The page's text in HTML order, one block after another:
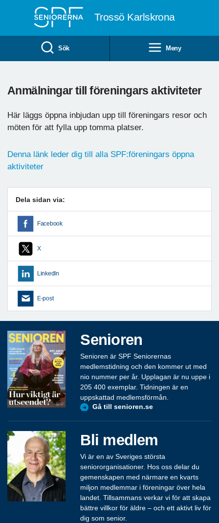
Trossö Karlskrona
Sök Meny
Anmälningar till föreningars aktiviteter
Här läggs öppna inbjudan upp till föreningars resor och
möten för att fylla upp tomma platser.
Denna länk leder dig till alla SPF:föreningars öppna
aktiviteter
Dela sidan via:
Facebook
X
LinkedIn
E-post
Senioren
Senioren är SPF Seniorernas
medlemstidning och den kommer ut med
nio nummer per år. Upplagan är nu uppe i
205 400 exemplar. Tidningen är en
uppskattad medlemsförmån.
Gå till senioren.se
Bli medlem
Vi är en av Sveriges största
seniororganisationer. Hos oss delar du
gemenskapen med närmare en kvarts
miljon medlemmar i föreningar över hela
landet. Tillsammans verkar vi för att skapa
bättre villkor för äldre – och ett aktivt liv för
dig som senior.